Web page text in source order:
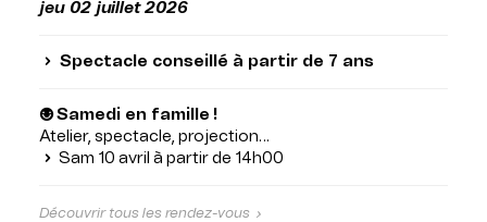
jeu 02 juillet 2026
Spectacle conseillé à partir de 7 ans
☻ Samedi en famille !
Atelier, spectacle, projection…
Sam 10 avril à partir de 14h00
Découvrir tous les rendez-vous